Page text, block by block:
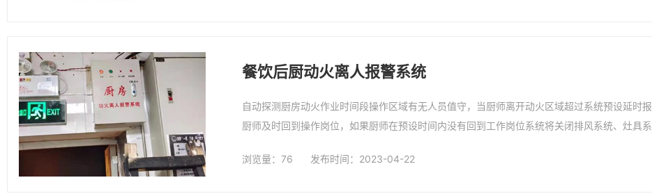
餐饮后厨动火离人报警系统
自动探测厨房动火作业时间段操作区域有无人员值守，当厨师离开动火区域超过系统预设延时
厨师及时回到操作岗位，如果厨师在预设时间内没有回到工作岗位系统将关闭排风系统、灶具
浏览量：76
发布时间：2023-04-22